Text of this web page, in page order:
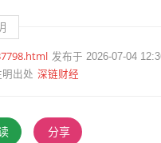
发布于 2026-07-04
明出处 深链财经
分享